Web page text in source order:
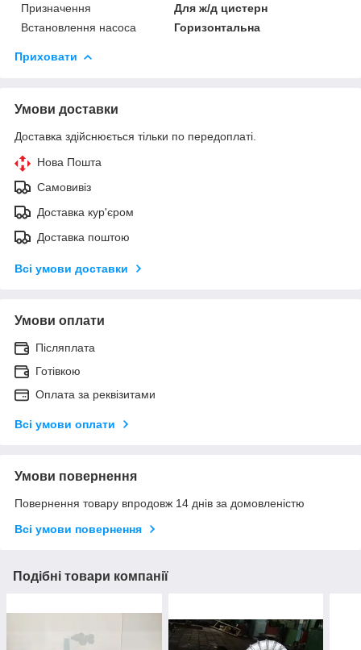
Призначення
Для ж/д цистерн
Встановлення насоса
Горизонтальна
Приховати
Умови доставки
Доставка здійснюється тільки по передоплаті.
Нова Пошта
Самовивіз
Доставка кур'єром
Доставка поштою
Всі умови доставки
Умови оплати
Післяплата
Готівкою
Оплата за реквізитами
Всі умови оплати
Умови повернення
Повернення товару впродовж 14 днів за домовленістю
Всі умови повернення
Подібні товари компанії